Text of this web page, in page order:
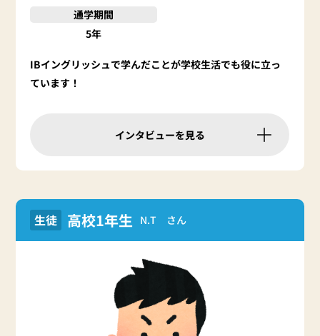
通学期間
5年
IBイングリッシュで学んだことが学校生活でも役に立っ
ています！
インタビューを見る
生徒 高校1年生 N.T さん